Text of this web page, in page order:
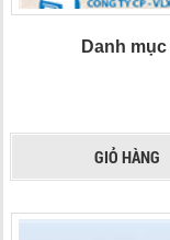
Danh
GIỎ HÀNG